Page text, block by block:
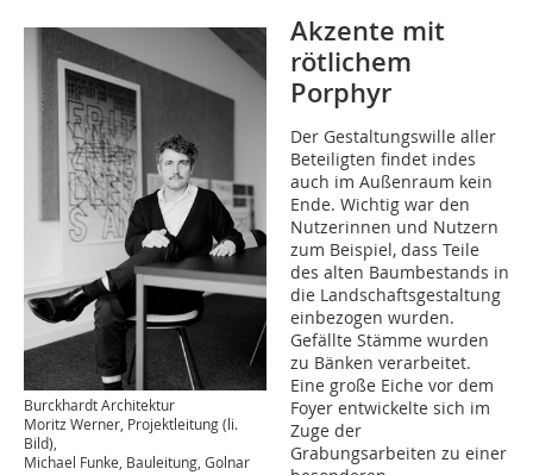
Burckhardt Architektur
Moritz Werner, Projektleitung (li.
Bild),
Michael Funke, Bauleitung, Golnar
Akzente mit
rötlichem
Porphyr
Der Gestaltungswille aller
Beteiligten findet indes
auch im Außenraum kein
Ende. Wichtig war den
Nutzerinnen und Nutzern
zum Beispiel, dass Teile
des alten Baumbestands in
die Landschaftsgestaltung
einbezogen wurden.
Gefällte Stämme wurden
zu Bänken verarbeitet.
Eine große Eiche vor dem
Foyer entwickelte sich im
Zuge der
Grabungsarbeiten zu einer